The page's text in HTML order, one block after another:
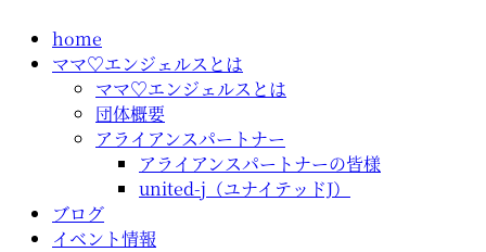
home
ママ♡エンジェルスとは
ママ♡エンジェルスとは
団体概要
アライアンスパートナー
アライアンスパートナーの皆様
united-j（ユナイテッドJ）
ブログ
イベント情報